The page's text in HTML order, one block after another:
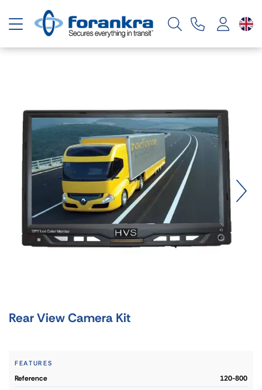
Toggle navigation
Rear View Camera Kit
FEATURES
reference
120-800